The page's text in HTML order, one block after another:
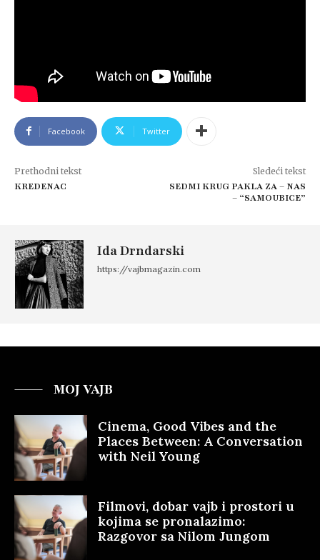
Facebook Twitter
Prethodni tekst
KREDENAC
Sledeći tekst
SEDMI KRUG PAKLA ZA – NAS
– “SAMOUBICE”
Ida Drndarski
https://vajbmagazin.com
MOJ VAJB
Cinema, Good Vibes and the
Places Between: A Conversation
with Neil Young
Filmovi, dobar vajb i prostori u
kojima se pronalazimo:
Razgovor sa Nilom Jungom